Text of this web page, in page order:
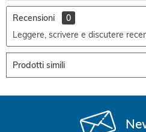
Recensioni
0
Leggere, scrivere e discutere
Prodotti simili